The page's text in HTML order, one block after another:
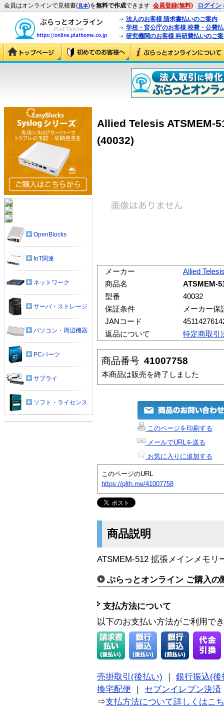
会員はオンラインで見積書(見本)を無料で作成できます 会員登録(無料) ログイン
法人のお客様 請求書払いのご案内
学校・官公庁のお客様 校費・公費
研究機関のお客様 科研費払いのご
Allied Telesis ATSMEM-
(40032)
メーカー
Allied
商品名
ATSMEM-
型番
40032
保証条件
メーカー保
JANコード
返品について
特定商取引
商品番号 41007758
本商品は販売を終了しました
このページを印刷する
メールでURLを送る
お気に入りに追加する
このページのURL
https://plth.me/41007758
商品説明
ATSMEM-512 拡張メインメモリ
ぷらっとオンライン ご購入の
支払方法について
以下のお支払い方法がご利用で
売掛取引(後払い)
銀行振込(後
換宅配便
セブンイレブン決済
⇒支払方法について詳しくはこ
OpenBlocks
IoT関連
ネットワーク
サーバ・ストレージ
パソコン・周辺機器
PCパーツ
サプライ
ソフト・ライセンス